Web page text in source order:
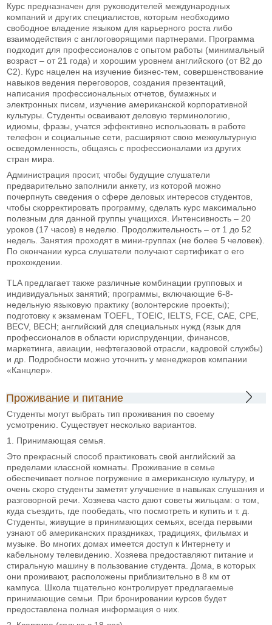
Курс предназначен для руководителей международных
компаний и других специалистов, которым необходимо
свободное владение языком для карьерного роста либо
взаимодействия с англоговорящими партнерами. Программа
подходит для профессионалов с опытом работы (минимальный
возраст – от 21 года) и хорошим уровнем английского (от В2 до
С2). Курс нацелен на изучение бизнес-тем, совершенствование
навыков ведения переговоров, создания презентаций,
написания профессиональных отчетов, бумажных и
электронных писем, изучение американской корпоративной
культуры. Студенты осваивают деловую терминологию,
идиомы, фразы, учатся эффективно использовать в работе
телефон и социальные сети, расширяют свою межкультурную
осведомленность, общаясь с профессионалами из других
стран мира.
Администрация просит, чтобы будущие слушатели
предварительно заполнили анкету, из которой можно
почерпнуть сведения о сфере деловых интересов студентов,
чтобы скорректировать программу, сделать курс максимально
полезным для данной группы учащихся. Интенсивность – 20
уроков (17 часов) в неделю. Продолжительность – от 1 до 52
недель. Занятия проходят в мини-группах (не более 5 человек).
По окончании курса слушатели получают сертификат о его
прохождении.
TLA предлагает также различные комбинации групповых и
индивидуальных занятий; программы, включающие 6-8-
недельную языковую практику (волонтерские проекты);
подготовку к экзаменам TOEFL, TOEIC, IELTS, FCE, CAE, CPE,
BECV, BECH; английский для специальных нужд (язык для
профессионалов в области юриспруденции, финансов,
маркетинга, авиации, нефтегазовой отрасли, кадровой службы)
и др. Подробности можно уточнить у менеджеров компании
«Канцлер».
Проживание и питание
Студенты могут выбрать тип проживания по своему
усмотрению. Существует несколько вариантов.
1. Принимающая семья.
Это прекрасный способ практиковать свой английский за
пределами классной комнаты. Проживание в семье
обеспечивает полное погружение в американскую культуру, и
очень скоро студенты заметят улучшение в навыках слушания и
разговорной речи. Хозяева часто дают советы жильцам: о том,
куда съездить, где пообедать, что посмотреть и купить и т. д.
Студенты, живущие в принимающих семьях, всегда первыми
узнают об американских праздниках, традициях, фильмах и
музыке. Во многих домах имеется доступ к Интернету и
кабельному телевидению. Хозяева предоставляют питание и
стиральную машину в пользование студента. Дома, в которых
они проживают, расположены приблизительно в 8 км от
кампуса. Школа тщательно контролирует предлагаемые
принимающие семьи. При бронировании курсов будет
предоставлена полная информация о них.